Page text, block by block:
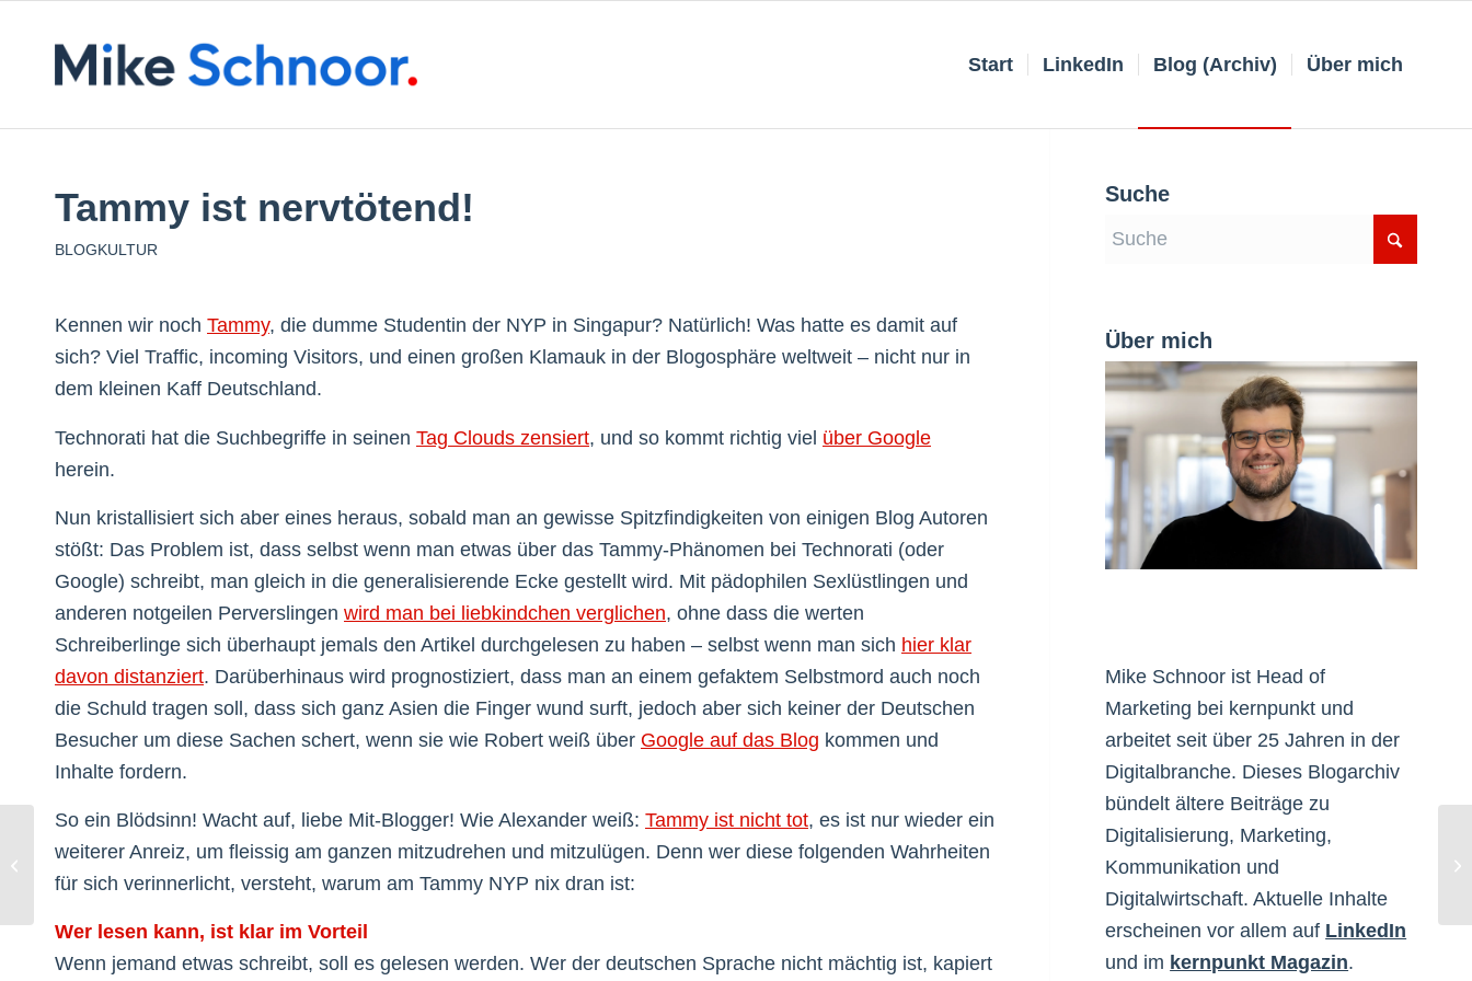
Start LinkedIn Blog (Archiv) Über mich
Tammy ist nervtötend!
BLOGKULTUR
Kennen wir noch Tammy, die dumme Studentin der NYP in Singapur? Natürlich! Was hatte es damit auf
sich? Viel Traffic, incoming Visitors, und einen großen Klamauk in der Blogosphäre weltweit – nicht nur in
dem kleinen Kaff Deutschland.
Technorati hat die Suchbegriffe in seinen Tag Clouds zensiert, und so kommt richtig viel über Google
herein.
Nun kristallisiert sich aber eines heraus, sobald man an gewisse Spitzfindigkeiten von einigen Blog Autoren
stößt: Das Problem ist, dass selbst wenn man etwas über das Tammy-Phänomen bei Technorati (oder
Google) schreibt, man gleich in die generalisierende Ecke gestellt wird. Mit pädophilen Sexlüstlingen und
anderen notgeilen Perverslingen wird man bei liebkindchen verglichen, ohne dass die werten
Schreiberlinge sich überhaupt jemals den Artikel durchgelesen zu haben – selbst wenn man sich hier klar
davon distanziert. Darüberhinaus wird prognostiziert, dass man an einem gefaktem Selbstmord auch noch
die Schuld tragen soll, dass sich ganz Asien die Finger wund surft, jedoch aber sich keiner der Deutschen
Besucher um diese Sachen schert, wenn sie wie Robert weiß über Google auf das Blog kommen und
Inhalte fordern.
So ein Blödsinn! Wacht auf, liebe Mit-Blogger! Wie Alexander weiß: Tammy ist nicht tot, es ist nur wieder ein
weiterer Anreiz, um fleissig am ganzen mitzudrehen und mitzulügen. Denn wer diese folgenden Wahrheiten
für sich verinnerlicht, versteht, warum am Tammy NYP nix dran ist:
Wer lesen kann, ist klar im Vorteil
Wenn jemand etwas schreibt, soll es gelesen werden. Wer der deutschen Sprache nicht mächtig ist, kapiert
Suche
Über mich
Mike Schnoor ist Head of
Marketing bei kernpunkt und
arbeitet seit über 25 Jahren in der
Digitalbranche. Dieses Blogarchiv
bündelt ältere Beiträge zu
Digitalisierung, Marketing,
Kommunikation und
Digitalwirtschaft. Aktuelle Inhalte
erscheinen vor allem auf LinkedIn
und im kernpunkt Magazin.
Post